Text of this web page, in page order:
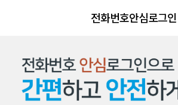
전화번호안심로그인